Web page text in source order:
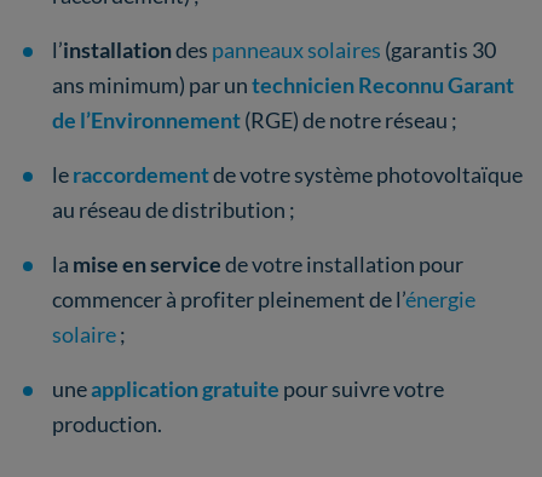
l’installationdes panneaux solaires (garantis 30
ans minimum) par untechnicien Reconnu Garant
de l’Environnement(RGE) de notre réseau ;
leraccordementde votre système photovoltaïque
au réseau de distribution ;
la mise en servicede votre installation pour
commencer à profiter pleinement de l’énergie
solaire;
uneapplication gratuite pour suivre votre
production.